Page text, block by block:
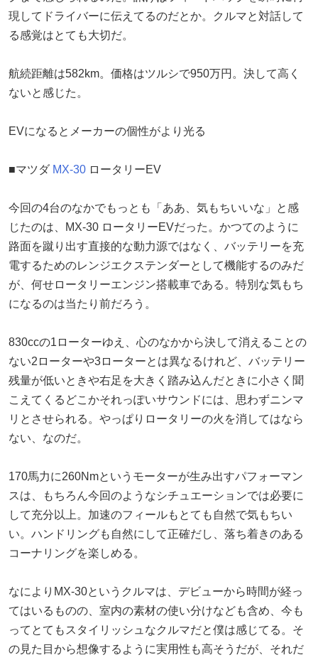
現してドライバーに伝えてるのだとか。クルマと対話して
る感覚はとても大切だ。
航続距離は582km。価格はツルシで950万円。決して高く
ないと感じた。
EVになるとメーカーの個性がより光る
■マツダ MX-30 ロータリーEV
今回の4台のなかでもっとも「ああ、気もちいいな」と感
じたのは、MX-30 ロータリーEVだった。かつてのように
路面を蹴り出す直接的な動力源ではなく、バッテリーを充
電するためのレンジエクステンダーとして機能するのみだ
が、何せロータリーエンジン搭載車である。特別な気もち
になるのは当たり前だろう。
830ccの1ローターゆえ、心のなかから決して消えることの
ない2ローターや3ローターとは異なるけれど、バッテリー
残量が低いときや右足を大きく踏み込んだときに小さく聞
こえてくるどこかそれっぽいサウンドには、思わずニンマ
リとさせられる。やっぱりロータリーの火を消してはなら
ない、なのだ。
170馬力に260Nmというモーターが生み出すパフォーマン
スは、もちろん今回のようなシチュエーションでは必要に
して充分以上。加速のフィールもとても自然で気もちい
い。ハンドリングも自然にして正確だし、落ち着きのある
コーナリングを楽しめる。
なによりMX-30というクルマは、デビューから時間が経っ
てはいるものの、室内の素材の使い分けなども含め、今も
ってとてもスタイリッシュなクルマだと僕は感じてる。そ
の見た目から想像するように実用性も高そうだが、それだ